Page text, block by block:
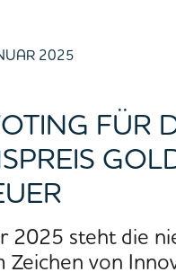
2025
FÜR
2025 steht die
Zeichen von